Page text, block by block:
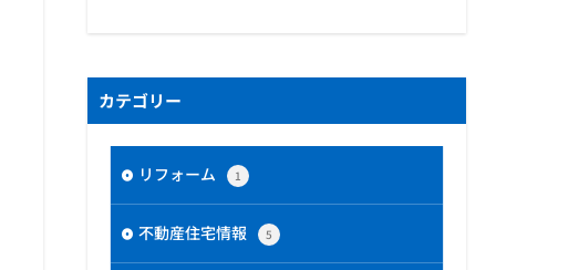
カテゴリー
リフォーム 1
不動産住宅情報 5